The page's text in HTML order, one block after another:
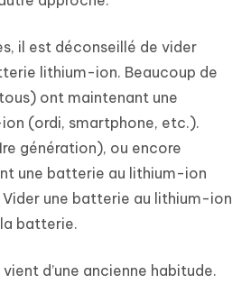
il est déconseillé de vider
lithium-ion. Beaucoup de
ont maintenant une
(ordi, smartphone, etc.).
génération), ou encore
une batterie au lithium-ion
Vider une batterie au lithium-ion
batterie.
d’une ancienne habitude.